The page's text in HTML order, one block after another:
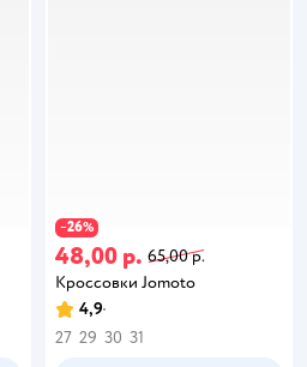
−26%
48,00 р. 65,00 р.
Кроссовки Jomoto
4,9
27 29 30 31